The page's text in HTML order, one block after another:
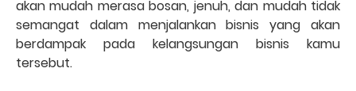
akan mudah merasa bosan, jenuh, dan mudah tidak
semangat dalam menjalankan bisnis yang akan
berdampak pada kelangsungan bisnis kamu
tersebut.